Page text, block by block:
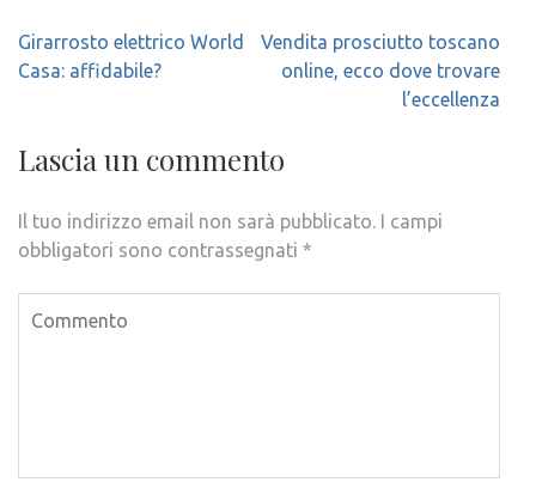
Navigazione
articoli
Girarrosto elettrico World
Casa: affidabile?
Vendita prosciutto toscano
online, ecco dove trovare
l’eccellenza
Lascia un commento
Il tuo indirizzo email non sarà pubblicato. I campi
obbligatori sono contrassegnati *